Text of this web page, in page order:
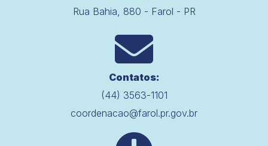
Rua Bahia, 880 - Farol - PR
Contatos:
(44) 3563-1101
coordenacao@farol.pr.gov.br